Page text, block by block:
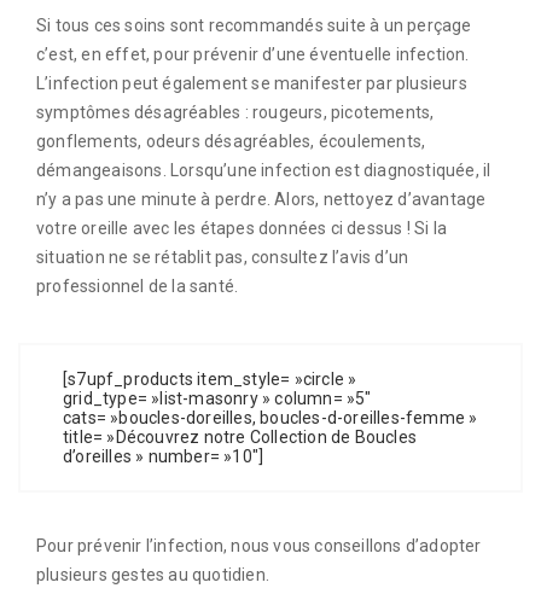
Si tous ces soins sont recommandés suite à un perçage
c’est, en effet, pour prévenir d’une éventuelle infection.
L’infection peut également se manifester par plusieurs
symptômes désagréables : rougeurs, picotements,
gonflements, odeurs désagréables, écoulements,
démangeaisons. Lorsqu’une infection est diagnostiquée, il
n’y a pas une minute à perdre. Alors, nettoyez d’avantage
votre oreille avec les étapes données ci dessus ! Si la
situation ne se rétablit pas, consultez l’avis d’un
professionnel de la santé.
[s7upf_products item_style= »circle »
grid_type= »list-masonry » column= »5″
cats= »boucles-doreilles, boucles-d-oreilles-femme »
title= »Découvrez notre Collection de Boucles
d’oreilles » number= »10″]
Pour prévenir l’infection, nous vous conseillons d’adopter
plusieurs gestes au quotidien.